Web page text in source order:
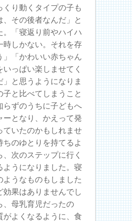
くり動くタイプの子も
、その後者なんだ」と
。「寝返り前やハイハ
時しかない。それを存
」「かわいい赤ちゃん
いっぱい楽しませてく
」と思うようになりま
子と比べてしまうこと
らずのうちに子どもへ
ーとなり、かえって発
ていたのかもしれませ
ちのゆとりを持てるよ
、次のステップに行く
ようになりました。寝
ようなものもしました
効果はありませんでし
、母乳育児だったの
がよくなるように、食